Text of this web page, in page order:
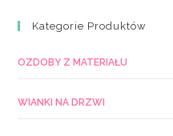
Kategorie Produktów
OZDOBY Z MATERIAŁU
WIANKI NA DRZWI